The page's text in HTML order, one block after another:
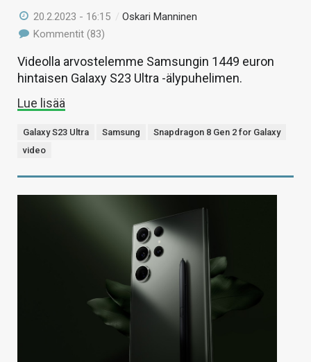
20.2.2023 - 16:15 /Oskari Manninen
Kommentit (83)
Videolla arvostelemme Samsungin 1449 euron
hintaisen Galaxy S23 Ultra -älypuhelimen.
Lue lisää
Galaxy S23 Ultra Samsung
Snapdragon 8 Gen 2 for Galaxy
video